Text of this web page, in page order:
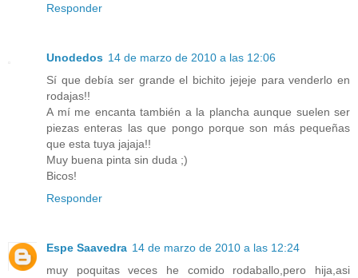
Responder
Unodedos 14 de marzo de 2010 a las 12:06
Sí que debía ser grande el bichito jejeje para venderlo en
rodajas!!
A mí me encanta también a la plancha aunque suelen ser
piezas enteras las que pongo porque son más pequeñas
que esta tuya jajaja!!
Muy buena pinta sin duda ;)
Bicos!
Responder
Espe Saavedra 14 de marzo de 2010 a las 12:24
muy poquitas veces he comido rodaballo,pero hija,asi